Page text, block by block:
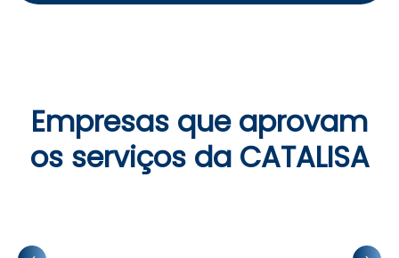
Empresas que aprovam
os serviços da CATALISA